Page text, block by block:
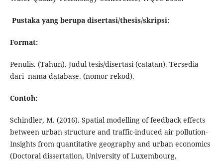
Pustaka yang berupa disertasi/thesis/skripsi:
Format:
Penulis. (Tahun). Judul tesis/disertasi (catatan). Tersedia
dari nama database. (nomor rekod).
Contoh:
Schindler, M. (2016). Spatial modelling of feedback effects
between urban structure and traffic-induced air pollution-
Insights from quantitative geography and urban economics
(Doctoral dissertation, University of Luxembourg,